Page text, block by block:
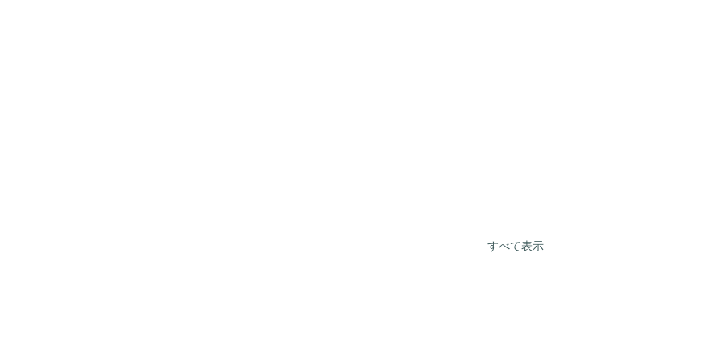
すべて表示